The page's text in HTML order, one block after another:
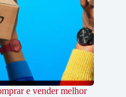
e vender melhor